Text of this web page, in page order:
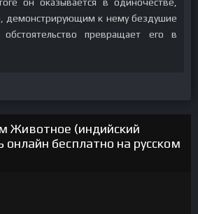
демонстрирующим к нему бездушие
превращает его в
Животное (индийский
бесплатно на русском